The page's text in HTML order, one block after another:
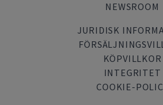
NEWSROOM
JURIDISK
KÖPVILLKOR
INTEGRITET
COOKIE-